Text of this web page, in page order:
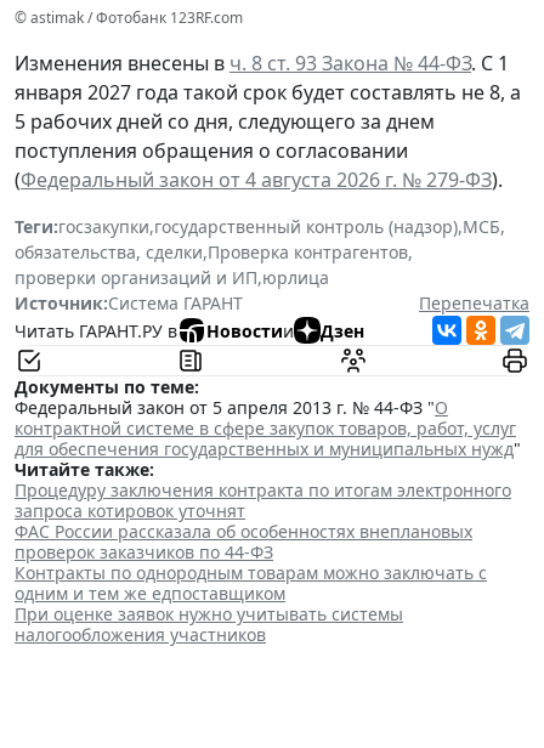
© astimak / Фотобанк 123RF.com
Изменения внесены в ч. 8 ст. 93 Закона № 44-ФЗ. С 1
января 2027 года такой срок будет составлять не 8, а
5 рабочих дней со дня, следующего за днем
поступления обращения о согласовании
(Федеральный закон от 4 августа 2026 г. № 279-ФЗ).
Теги:госзакупки,государственный контроль (надзор),МСБ,
обязательства, сделки,Проверка контрагентов,
проверки организаций и ИП,юрлица
Источник:Система ГАРАНТ
Перепечатка
Читать ГАРАНТ.РУ в
Новостии Дзен
Документы по теме:
Федеральный закон от 5 апреля 2013 г. № 44-ФЗ "О
контрактной системе в сфере закупок товаров, работ, услуг
для обеспечения государственных и муниципальных нужд"
Читайте также:
Процедуру заключения контракта по итогам электронного
запроса котировок уточнят
ФАС России рассказала об особенностях внеплановых
проверок заказчиков по 44-ФЗ
Контракты по однородным товарам можно заключать с
одним и тем же едпоставщиком
При оценке заявок нужно учитывать системы
налогообложения участников